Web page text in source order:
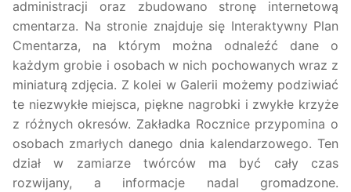
administracji oraz zbudowano stronę internetową
cmentarza. Na stronie znajduje się Interaktywny Plan
Cmentarza, na którym można odnaleźć dane o
każdym grobie i osobach w nich pochowanych wraz z
miniaturą zdjęcia. Z kolei w Galerii możemy podziwiać
te niezwykłe miejsca, piękne nagrobki i zwykłe krzyże
z różnych okresów. Zakładka Rocznice przypomina o
osobach zmarłych danego dnia kalendarzowego. Ten
dział w zamiarze twórców ma być cały czas
rozwijany, a informacje nadal gromadzone.